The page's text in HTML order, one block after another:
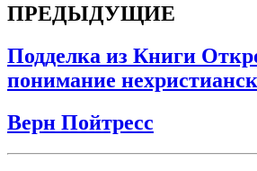
ПРЕДЫДУЩИЕ
Подделка из Книги
понимание
Верн Пойтресс